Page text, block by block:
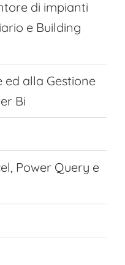
di impianti
e Building
ed alla Gestione
Bi
Power Query e